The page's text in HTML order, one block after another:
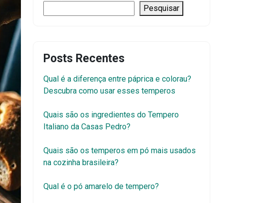
Pesquisar
Posts Recentes
Qual é a diferença entre páprica e colorau?
Descubra como usar esses temperos
Quais são os ingredientes do Tempero
Italiano da Casas Pedro?
Quais são os temperos em pó mais usados
na cozinha brasileira?
Qual é o pó amarelo de tempero?